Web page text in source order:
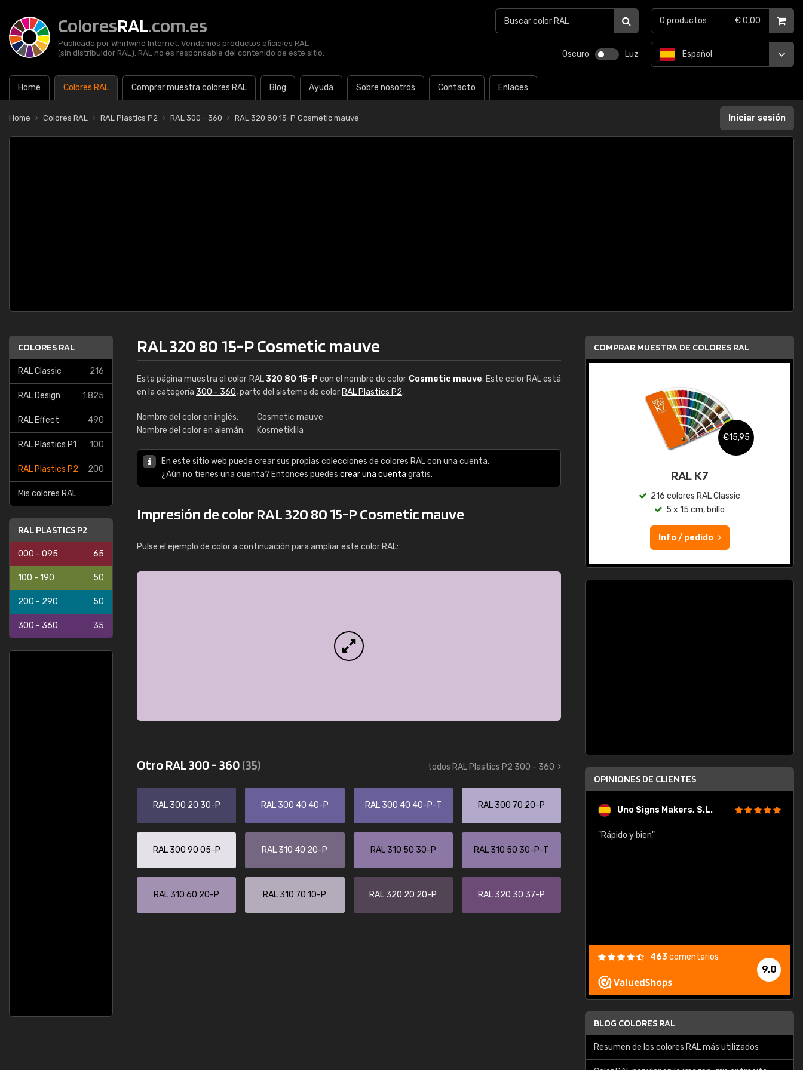
ColoresRAL.com.es
Publicado por Whirlwind Internet. Vendemos productos oficiales RAL
(sin distribuidor RAL). RAL no es responsable del contenido de este sitio.
Oscuro Luz
Home Colores RAL Comprar muestra colores RAL Blog Ayuda Sobre nosotros Contacto Enlaces
Español
0 productos € 0,00
Home Colores RAL RAL Plastics P2 RAL 300 - 360 RAL 320 80 15-P Cosmetic mauve Iniciar sesión
COLORES RAL
RAL Classic 216
RAL Design 1.825
RAL Effect 490
RAL Plastics P1 100
RAL Plastics P2 200
Mis colores RAL
RAL PLASTICS P2
000 - 095 65
100 - 190 50
200 - 290 50
300 - 360 35
RAL 320 80 15-P Cosmetic mauve
Esta página muestra el color RAL320 80 15-P con el nombre de color Cosmetic mauve. Este color RAL está
en la categoría 300 - 360, parte del sistema de color RAL Plastics P2.
Nombre del color en inglés:
Cosmetic mauve
Nombre del color en alemán:
Kosmetiklila
En este sitio web puede crear sus propias colecciones de colores RAL con una cuenta.
¿Aún no tienes una cuenta? Entonces puedes crear una cuenta gratis.
Impresión de color RAL 320 80 15-P Cosmetic mauve
Pulse el ejemplo de color a continuación para ampliar este color RAL:
Otro RAL 300 - 360(35) todos RAL Plastics P2 300 - 360
RAL 300 20 30-P RAL 300 40 40-P RAL 300 40 40-P-T RAL 300 70 20-P
RAL 300 90 05-P RAL 310 40 20-P RAL 310 50 30-P RAL 310 50 30-P-T
RAL 310 60 20-P RAL 310 70 10-P RAL 320 20 20-P RAL 320 30 37-P
COMPRAR MUESTRA DE COLORES RAL
RAL K7 a base de agua
€15,95
RAL K7
216 colores RAL Classic
5 x 15 cm, brillo
Info / pedido
OPINIONES DE CLIENTES
Enrique
"Buen servicio. No obstante No es fácil
encontrar/comprar lo que se busca"
Uno Signs Makers, S.L.
"Rápido y bien"
9,0
463comentarios
BLOG COLORES RAL
Resumen de los colores RAL más utilizados